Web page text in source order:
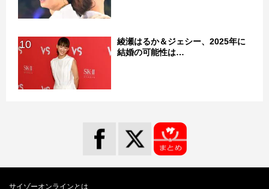
10
綾瀬はるか＆ジェシー、2025年に
結婚の可能性は…
サイゾーオンラインとは